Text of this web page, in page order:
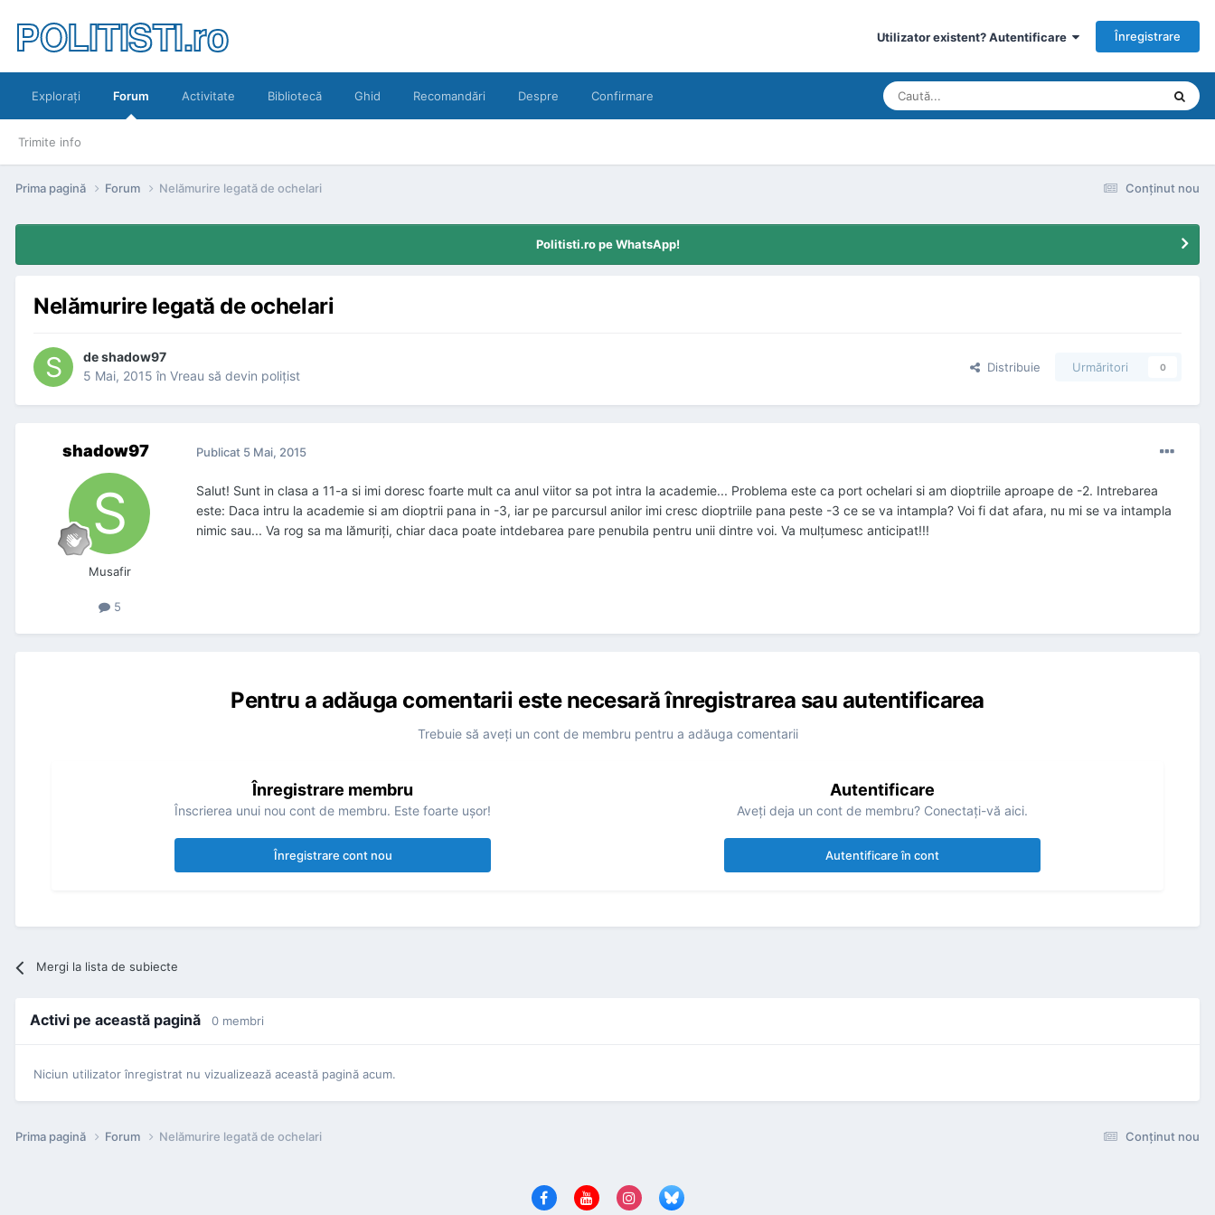
POLITISTI.ro Utilizator existent? Autentificare Înregistrare
Exploraţi Forum
Trimite info
Activitate Bibliotecă Ghid Recomandări Despre Confirmare
Conţinut nou
Prima pagină Forum Nelămurire legată de ochelari
Politisti.ro pe WhatsApp!
Nelămurire legată de ochelari
deshadow97
5 Mai, 2015 în Vreau să devin poliţist
Distribuie Urmăritori 0
shadow97
Musafir
5
Publicat 5 Mai, 2015
Salut! Sunt in clasa a 11-a si imi doresc foarte mult ca anul viitor sa pot intra la academie... Problema este ca port ochelari si am dioptriile aproape de -2. Intrebarea
este: Daca intru la academie si am dioptrii pana in -3, iar pe parcursul anilor imi cresc dioptriile pana peste -3 ce se va intampla? Voi fi dat afara, nu mi se va intampla
nimic sau... Va rog sa ma lămuriți, chiar daca poate intdebarea pare penubila pentru unii dintre voi. Va mulțumesc anticipat!!!
Pentru a adăuga comentarii este necesară înregistrarea sau autentificarea
Trebuie să aveţi un cont de membru pentru a adăuga comentarii
Înregistrare membru
Înscrierea unui nou cont de membru. Este foarte uşor!
Înregistrare cont nou
Autentificare
Aveţi deja un cont de membru? Conectaţi-vă aici.
Autentificare în cont
Mergi la lista de subiecte
Activi pe această pagină 0 membri
Niciun utilizator înregistrat nu vizualizează această pagină acum.
Conţinut nou
Prima pagină Forum Nelămurire legată de ochelari